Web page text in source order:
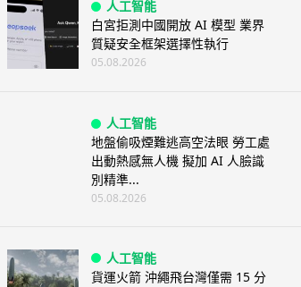
人工智能
白宮拒測中國開放 AI 模型 業界
質疑安全框架選擇性執行
05.08.2026
人工智能
地盤偷吸煙難逃高空法眼 勞工處
出動熱感無人機 擬加 AI 人臉識
別精準...
05.08.2026
人工智能
貨運火箭 沖繩飛台灣僅需 15 分